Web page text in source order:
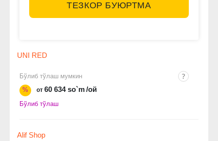
ТЕЗКОР БУЮРТМА
UNI RED
Бўлиб тўлаш мумкин
%
от 60 634 so`m/ой
Бўлиб тўлаш
Alif Shop